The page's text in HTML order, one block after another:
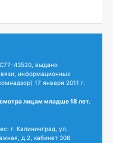
43520, выдано
информационных
17 января 2011 г.
лицам младше 18 лет.
г. Калининград, ул.
д.2, кабинет 308